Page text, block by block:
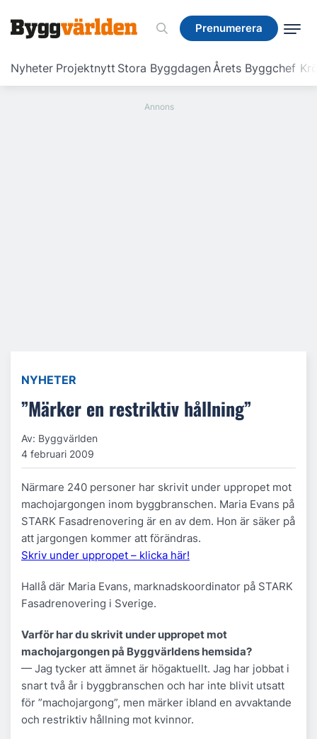
Prenumerera
Nyheter Projektnytt Stora ByggdagenÅrets Byggchef
Prenumerera
NYHETER
”Märker en restriktiv hållning”
Av: Byggvärlden
4 februari 2009
Närmare 240 personer har skrivit under uppropet mot
machojargongen inom byggbranschen. Maria Evans på
STARK Fasadrenovering är en av dem. Hon är säker på
att jargongen kommer att förändras.
Skriv under uppropet – klicka här!
Hallå där Maria Evans, marknadskoordinator på STARK
Fasadrenovering i Sverige.
Varför har du skrivit under uppropet mot
machojargongen på Byggvärldens hemsida?
— Jag tycker att ämnet är högaktuellt. Jag har jobbat i
snart två år i byggbranschen och har inte blivit utsatt
för ”machojargong”, men märker ibland en avvaktande
och restriktiv hållning mot kvinnor.